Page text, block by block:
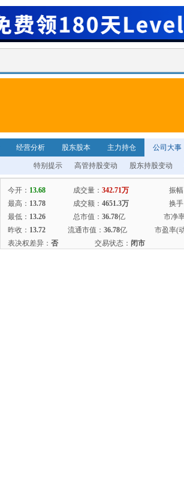
经营分析 股东股本 主力持仓 公司大事
特别提示 高管持股变动 股东持股变动